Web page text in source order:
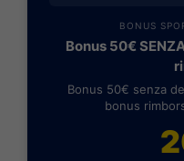
BONUS
Bonus 50€
Bonus 50€ senza
bonus